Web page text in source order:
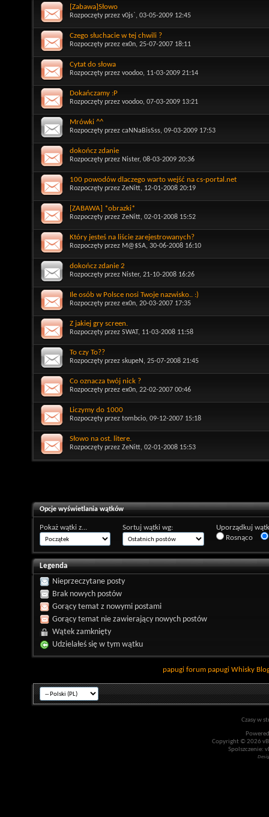
[Zabawa]Słowo
Rozpoczęty przez v0js` , 03-05-2009 12:45
Czego słuchacie w tej chwili ?
Rozpoczęty przez ex0n, 25-07-2007 18:11
Cytat do słowa
Rozpoczęty przez voodoo, 11-03-2009 21:14
Dokańczamy :P
Rozpoczęty przez voodoo, 07-03-2009 13:21
Mrówki ^^
Rozpoczęty przez caNNaBisSss, 09-03-2009 17:53
dokończ zdanie
Rozpoczęty przez Nister, 08-03-2009 20:36
100 powodów dlaczego warto wejść na cs-portal.net
Rozpoczęty przez ZeNitt, 12-01-2008 20:19
[ZABAWA] *obrazki*
Rozpoczęty przez ZeNitt, 02-01-2008 15:52
Który jesteś na liście zarejestrowanych?
Rozpoczęty przez M@$SA, 30-06-2008 16:10
dokończ zdanie 2
Rozpoczęty przez Nister, 21-10-2008 16:26
Ile osób w Polsce nosi Twoje nazwisko.. :)
Rozpoczęty przez ex0n, 20-03-2007 17:35
Z jakiej gry screen.
Rozpoczęty przez SWAT , 11-03-2008 11:58
To czy To??
Rozpoczęty przez skupeN , 25-07-2008 21:45
Co oznacza twój nick ?
Rozpoczęty przez ex0n, 22-02-2007 00:46
Liczymy do 1000
Rozpoczęty przez tombcio, 09-12-2007 15:18
Słowo na ost. litere.
Rozpoczęty przez ZeNitt, 02-01-2008 15:53
Opcje wyświetlania wątków
Pokaż wątki z... Sortuj wątki wg:
Uporządkuj
Rosnąco
Legenda
Nieprzeczytane posty
Brak nowych postów
Gorący temat z nowymi postami
Gorący temat nie zawierający nowych postów
Wątek zamknięty
Udzielałeś się w tym wątku
papugi forum papugi Whisky
Czasy w
Copyright © 2026
Spolszczenie: